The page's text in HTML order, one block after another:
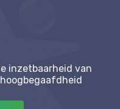
inzetbaarheid van